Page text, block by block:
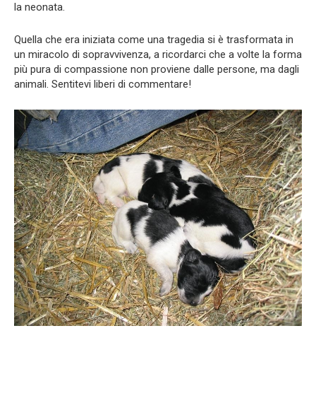
la neonata.
Quella che era iniziata come una tragedia si è trasformata in
un miracolo di sopravvivenza, a ricordarci che a volte la forma
più pura di compassione non proviene dalle persone, ma dagli
animali. Sentitevi liberi di commentare!